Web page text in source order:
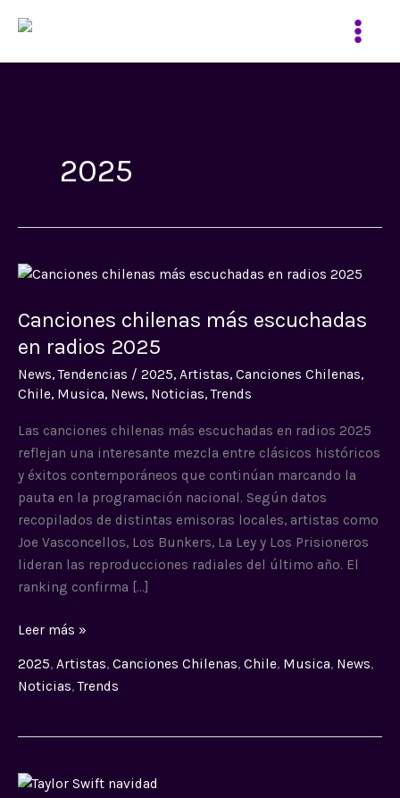
2025
Canciones chilenas más escuchadas
en radios 2025
News,Tendencias / 2025, Artistas, Canciones Chilenas,
Chile, Musica, News, Noticias,Trends
Las canciones chilenas más escuchadas en radios 2025
reflejan una interesante mezcla entre clásicos históricos
y éxitos contemporáneos que continúan marcando la
pauta en la programación nacional. Según datos
recopilados de distintas emisoras locales, artistas como
Joe Vasconcellos, Los Bunkers, La Ley y Los Prisioneros
lideran las reproducciones radiales del último año. El
ranking confirma […]
Canciones
más
escuchadas
radios
Leer más »
2025, Artistas, Canciones Chilenas, Chile, Musica, News,
Noticias,Trends
Taylor